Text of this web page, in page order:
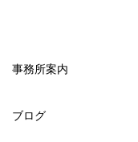
事務所案内
ブログ